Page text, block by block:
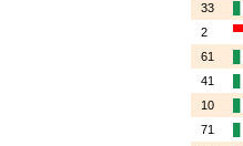
33
2
61
41
10
71